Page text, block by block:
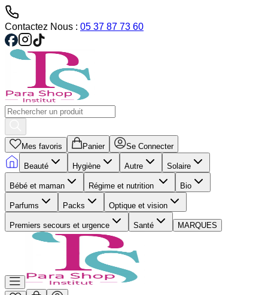
Contactez Nous : 05 37 87 73 60
Mes favoris Panier Se Connecter
Beauté Hygiène Autre Solaire
Bébé et maman Régime et nutrition Bio
Parfums Packs Optique et vision
Premiers secours et urgence Santé MARQUES